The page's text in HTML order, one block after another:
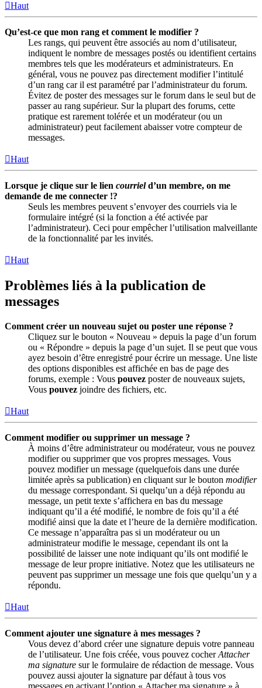
Haut
Qu’est-ce que mon rang et comment le modifier ?
Les rangs, qui peuvent être associés au nom d’utilisateur,
indiquent le nombre de messages postés ou identifient certains
membres tels que les modérateurs et administrateurs. En
général, vous ne pouvez pas directement modifier l’intitulé
d’un rang car il est paramétré par l’administrateur du forum.
Évitez de poster des messages sur le forum dans le seul but de
passer au rang supérieur. Sur la plupart des forums, cette
pratique est rarement tolérée et un modérateur (ou un
administrateur) peut facilement abaisser votre compteur de
messages.
Haut
Lorsque je clique sur le lien courrield’un membre, on me
demande de me connecter !?
Seuls les membres peuvent s’envoyer des courriels via le
formulaire intégré (si la fonction a été activée par
l’administrateur). Ceci pour empêcher l’utilisation malveillante
de la fonctionnalité par les invités.
Haut
Problèmes liés à la publication de
messages
Comment créer un nouveau sujet ou poster une réponse ?
Cliquez sur le bouton « Nouveau » depuis la page d’un forum
ou « Répondre » depuis la page d’un sujet. Il se peut que vous
ayez besoin d’être enregistré pour écrire un message. Une liste
des options disponibles est affichée en bas de page des
forums, exemple : Vous pouvez poster de nouveaux sujets,
Vous pouvez joindre des fichiers, etc.
Haut
Comment modifier ou supprimer un message ?
À moins d’être administrateur ou modérateur, vous ne pouvez
modifier ou supprimer que vos propres messages. Vous
pouvez modifier un message (quelquefois dans une durée
limitée après sa publication) en cliquant sur le bouton modifier
du message correspondant. Si quelqu’un a déjà répondu au
message, un petit texte s’affichera en bas du message
indiquant qu’il a été modifié, le nombre de fois qu’il a été
modifié ainsi que la date et l’heure de la dernière modification.
Ce message n’apparaîtra pas si un modérateur ou un
administrateur modifie le message, cependant ils ont la
possibilité de laisser une note indiquant qu’ils ont modifié le
message de leur propre initiative. Notez que les utilisateurs ne
peuvent pas supprimer un message une fois que quelqu’un y a
répondu.
Haut
Comment ajouter une signature à mes messages ?
Vous devez d’abord créer une signature depuis votre panneau
de l’utilisateur. Une fois créée, vous pouvez cocherAttacher
ma signature sur le formulaire de rédaction de message. Vous
pouvez aussi ajouter la signature par défaut à tous vos
messages en activant l’option « Attacher ma signature » à